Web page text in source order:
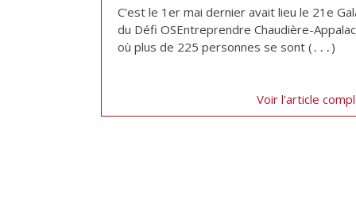
C’est le 1er mai dernier avait lieu le 21e
du Défi OSEntreprendre Chaudière-
où plus de 225 personnes se sont (․․․)
Voir l'article